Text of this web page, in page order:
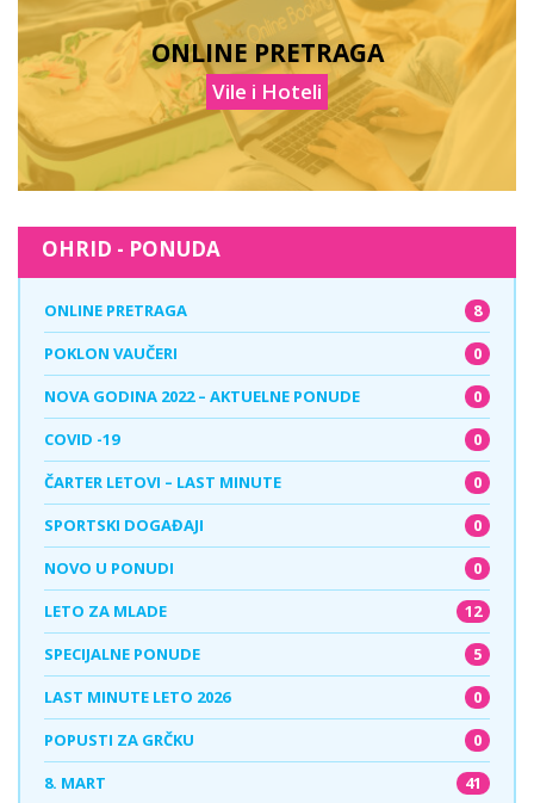
ONLINE PRETRAGA
Vile i Hoteli
OHRID - PONUDA
ONLINE PRETRAGA 8
POKLON VAUČERI 0
NOVA GODINA 2022 – AKTUELNE PONUDE 0
COVID -19 0
ČARTER LETOVI – LAST MINUTE 0
SPORTSKI DOGAĐAJI 0
NOVO U PONUDI 0
LETO ZA MLADE 12
SPECIJALNE PONUDE 5
LAST MINUTE LETO 2026 0
POPUSTI ZA GRČKU 0
8. MART 41